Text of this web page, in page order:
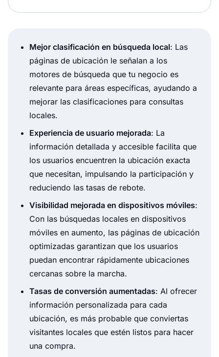
Mejor clasificación en búsqueda local: Las
páginas de ubicación le señalan a los
motores de búsqueda que tu negocio es
relevante para áreas específicas, ayudando a
mejorar las clasificaciones para consultas
locales.
Experiencia de usuario mejorada: La
información detallada y accesible facilita que
los usuarios encuentren la ubicación exacta
que necesitan, impulsando la participación y
reduciendo las tasas de rebote.
Visibilidad mejorada en dispositivos móviles:
Con las búsquedas locales en dispositivos
móviles en aumento, las páginas de ubicación
optimizadas garantizan que los usuarios
puedan encontrar rápidamente ubicaciones
cercanas sobre la marcha.
Tasas de conversión aumentadas: Al ofrecer
información personalizada para cada
ubicación, es más probable que conviertas
visitantes locales que estén listos para hacer
una compra.